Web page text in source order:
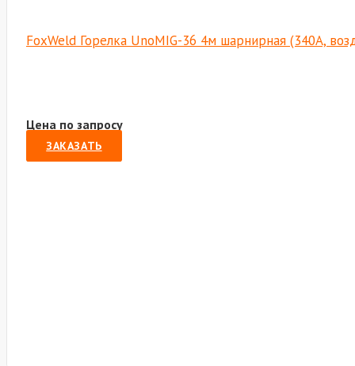
FoxWeld Горелка UnoMIG-36 4м шарнирная (340А,
Цена по запросу
ЗАКАЗАТЬ